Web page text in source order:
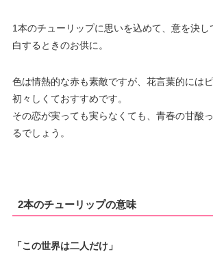
1本のチューリップに思いを込めて、意を決
白するときのお供に。
色は情熱的な赤も素敵ですが、花言葉的には
初々しくておすすめです。
その恋が実っても実らなくても、青春の甘酸
るでしょう。
2本のチューリップの意味
「この世界は二人だけ」